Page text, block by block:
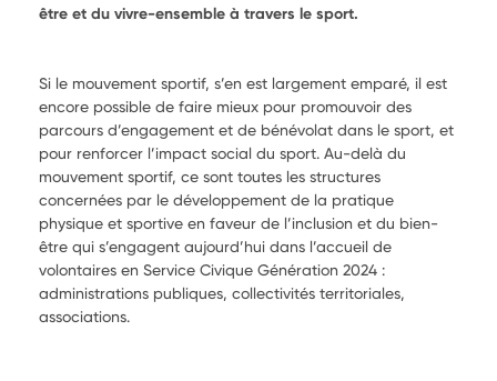
être et du vivre-ensemble à travers le sport.
Si le mouvement sportif, s’en est largement emparé, il est
encore possible de faire mieux pour promouvoir des
parcours d’engagement et de bénévolat dans le sport, et
pour renforcer l’impact social du sport. Au-delà du
mouvement sportif, ce sont toutes les structures
concernées par le développement de la pratique
physique et sportive en faveur de l’inclusion et du bien-
être qui s’engagent aujourd’hui dans l’accueil de
volontaires en Service Civique Génération 2024 :
administrations publiques, collectivités territoriales,
associations.